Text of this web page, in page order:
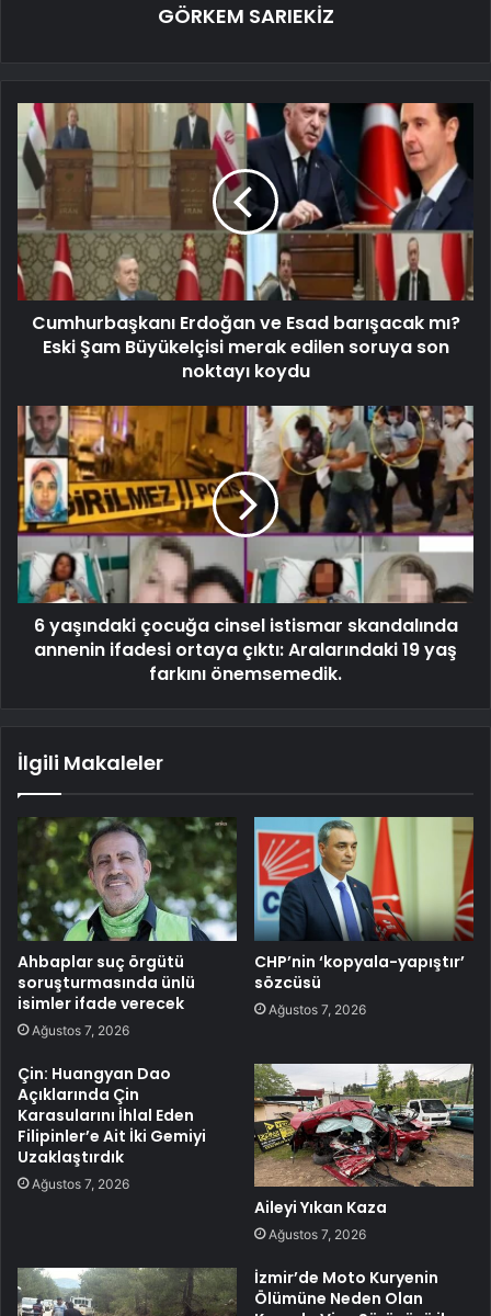
GÖRKEM SARIEKİZ
Cumhurbaşkanı Erdoğan ve Esad barışacak mı?
Eski Şam Büyükelçisi merak edilen soruya son
noktayı koydu
6 yaşındaki çocuğa cinsel istismar skandalında
annenin ifadesi ortaya çıktı: Aralarındaki 19 yaş
farkını önemsemedik.
İlgili Makaleler
Ahbaplar suç örgütü
soruşturmasında ünlü
isimler ifade verecek
Ağustos 7, 2026
CHP’nin ‘kopyala-yapıştır’
sözcüsü
Ağustos 7, 2026
Çin: Huangyan Dao
Açıklarında Çin
Karasularını İhlal Eden
Filipinler’e Ait İki Gemiyi
Uzaklaştırdık
Ağustos 7, 2026
Aileyi Yıkan Kaza
Ağustos 7, 2026
İzmir’de Moto Kuryenin
Ölümüne Neden Olan